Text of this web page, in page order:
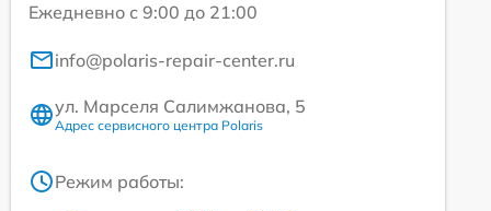
Ежедневно с 9:00 до 21:00
info@polaris-repair-center.ru
ул. Марселя Салимжанова, 5
Адрес сервисного центра Polaris
Режим работы: